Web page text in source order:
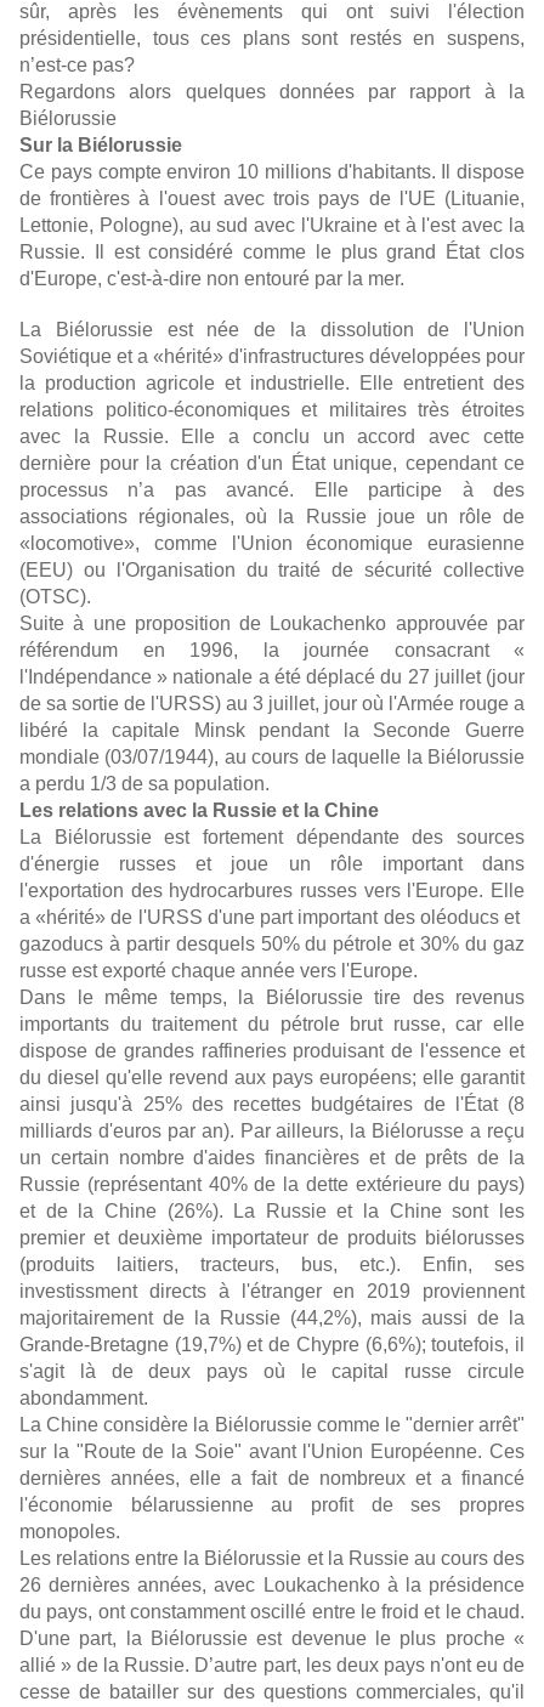
sûr, après les évènements qui ont suivi l'élection
présidentielle, tous ces plans sont restés en suspens,
n’est-ce pas?
Regardons alors quelques données par rapport à la
Biélorussie
Sur la Biélorussie
Ce pays compte environ 10 millions d'habitants. Il dispose
de frontières à l'ouest avec trois pays de l'UE (Lituanie,
Lettonie, Pologne), au sud avec l'Ukraine et à l'est avec la
Russie. Il est considéré comme le plus grand État clos
d'Europe, c'est-à-dire non entouré par la mer.
La Biélorussie est née de la dissolution de l'Union
Soviétique et a «hérité» d'infrastructures développées pour
la production agricole et industrielle. Elle entretient des
relations politico-économiques et militaires très étroites
avec la Russie. Elle a conclu un accord avec cette
dernière pour la création d'un État unique, cependant ce
processus n’a pas avancé. Elle participe à des
associations régionales, où la Russie joue un rôle de
«locomotive», comme l'Union économique eurasienne
(EEU) ou l'Organisation du traité de sécurité collective
(OTSC).
Suite à une proposition de Loukachenko approuvée par
référendum en 1996, la journée consacrant «
l'Indépendance » nationale a été déplacé du 27 juillet (jour
de sa sortie de l'URSS) au 3 juillet, jour où l'Armée rouge a
libéré la capitale Minsk pendant la Seconde Guerre
mondiale (03/07/1944), au cours de laquelle la Biélorussie
a perdu 1/3 de sa population.
Les relations avec la Russie et la Chine
La Biélorussie est fortement dépendante des sources
d'énergie russes et joue un rôle important dans
l'exportation des hydrocarbures russes vers l'Europe. Elle
a «hérité» de l'URSS d'une part important des oléoducs et
gazoducs à partir desquels 50% du pétrole et 30% du gaz
russe est exporté chaque année vers l'Europe.
Dans le même temps, la Biélorussie tire des revenus
importants du traitement du pétrole brut russe, car elle
dispose de grandes raffineries produisant de l'essence et
du diesel qu'elle revend aux pays européens; elle garantit
ainsi jusqu'à 25% des recettes budgétaires de l'État (8
milliards d'euros par an). Par ailleurs, la Biélorusse a reçu
un certain nombre d'aides financières et de prêts de la
Russie (représentant 40% de la dette extérieure du pays)
et de la Chine (26%). La Russie et la Chine sont les
premier et deuxième importateur de produits biélorusses
(produits laitiers, tracteurs, bus, etc.). Enfin, ses
investissment directs à l'étranger en 2019 proviennent
majoritairement de la Russie (44,2%), mais aussi de la
Grande-Bretagne (19,7%) et de Chypre (6,6%); toutefois, il
s'agit là de deux pays où le capital russe circule
abondamment.
La Chine considère la Biélorussie comme le "dernier arrêt"
sur la "Route de la Soie" avant l'Union Européenne. Ces
dernières années, elle a fait de nombreux et a financé
l'économie bélarussienne au profit de ses propres
monopoles.
Les relations entre la Biélorussie et la Russie au cours des
26 dernières années, avec Loukachenko à la présidence
du pays, ont constamment oscillé entre le froid et le chaud.
D'une part, la Biélorussie est devenue le plus proche «
allié » de la Russie. D’autre part, les deux pays n'ont eu de
cesse de batailler sur des questions commerciales, qu'il